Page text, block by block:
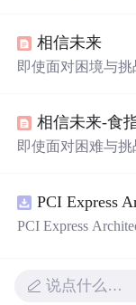
护他人尊严到尊
最美好的一面。
相信未来
即使面对困境与
爱生命。
相信未来-食
即使面对困难与
PCI Express
说点什么…